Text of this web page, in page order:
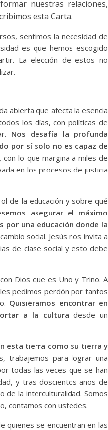
nuestras relaciones,
esta Carta.
sentimos la necesidad de
es que hemos escogido
La elección de estos no
abierta que afecta la esencia
los días, con políticas de
Nos desafía la profunda
por sí solo no es capaz de
con lo que margina a miles de
en los procesos de justicia
de la educación y sobre qué
asegurar el máximo
por una educación donde la
social. Jesús nos invita a
de clase social y esto debe
Dios que es Uno y Trino. A
pedimos perdón por tantos
Quisiéramos encontrar en
a la cultura desde un
esta tierra como su tierra y
trabajemos para lograr una
todas las veces que se han
y tras doscientos años de
de la interculturalidad. Somos
contamos con ustedes.
quienes se encuentran en las